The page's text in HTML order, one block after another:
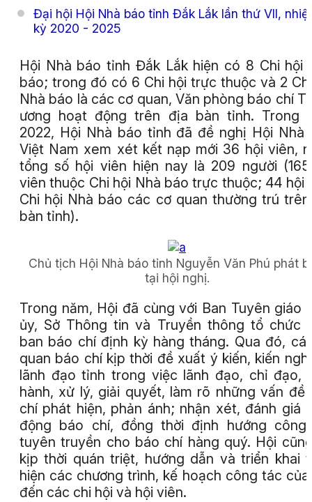
Đại hội Hội Nhà báo tỉnh Đắk Lắk lần thứ VII,
kỳ 2020 - 2025
Hội Nhà báo tỉnh Đắk Lắk hiện có 8 Chi hội
báo; trong đó có 6 Chi hội trực thuộc và 2
Nhà báo là các cơ quan, Văn phòng báo chí
ương hoạt động trên địa bàn tỉnh. Trong
2022, Hội Nhà báo tỉnh đã đề nghị Hội Nhà
Việt Nam xem xét kết nạp mới 36 hội viên,
tổng số hội viên hiện nay là 209 người
viên thuộc Chi hội Nhà báo trực thuộc; 44 hội
Chi hội Nhà báo các cơ quan thường trú
bàn tỉnh).
Chủ tịch Hội Nhà báo tỉnh Nguyễn Văn Phú phát
tại hội nghị.
Trong năm, Hội đã cùng với Ban Tuyên giáo
ủy, Sở Thông tin và Truyền thông tổ chức
ban báo chí định kỳ hàng tháng. Qua đó,
quan báo chí kịp thời đề xuất ý kiến, kiến
lãnh đạo tỉnh trong việc lãnh đạo, chỉ đạo,
hành, xử lý, giải quyết, làm rõ những vấn đề
chí phát hiện, phản ánh; nhận xét, đánh giá
động báo chí, đồng thời định hướng công
tuyên truyền cho báo chí hàng quý. Hội
kịp thời quán triệt, hướng dẫn và triển khai
hiện các chương trình, kế hoạch công tác
đến các chi hội và hội viên.